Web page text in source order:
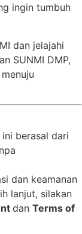
ingin tumbuh
dan jelajahi
SUNMI DMP,
berasal dari
dan keamanan
lanjut, silakan
dan Terms of